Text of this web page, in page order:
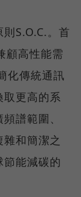
S.O.C.。首
顧高性能需
化傳統通訊
更高的系
譜範圍、
和簡潔之
能減碳的